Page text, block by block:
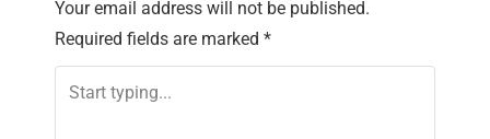
n
a
v
Your email address will not be published.
Required fields are marked *